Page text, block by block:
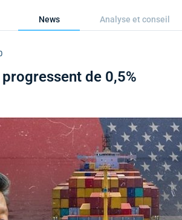
News Analyse et conseil
de 0,5%